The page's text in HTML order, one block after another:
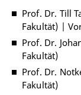
Prof. Dr. Till
Fakultät) |
Prof. Dr.
Fakultät)
Prof. Dr.
Fakultät)